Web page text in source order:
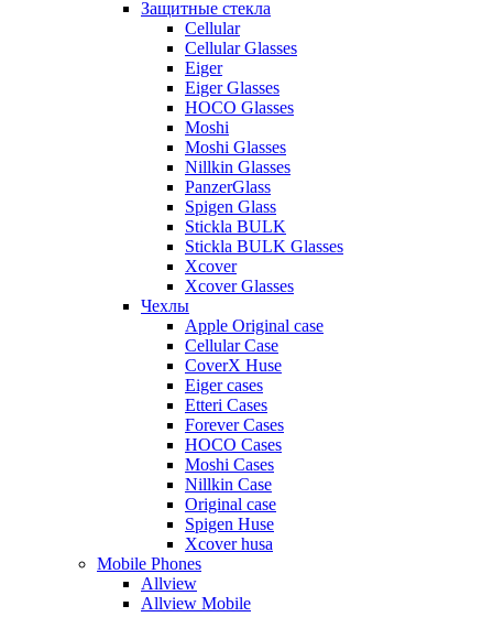
Защитные стекла
Cellular
Cellular Glasses
Eiger
Eiger Glasses
HOCO Glasses
Moshi
Moshi Glasses
Nillkin Glasses
PanzerGlass
Spigen Glass
Stickla BULK
Stickla BULK Glasses
Xcover
Xcover Glasses
Чехлы
Apple Original case
Cellular Case
CoverX Huse
Eiger cases
Etteri Cases
Forever Cases
HOCO Cases
Moshi Cases
Nillkin Case
Original case
Spigen Huse
Xcover husa
Mobile Phones
Allview
Allview Mobile